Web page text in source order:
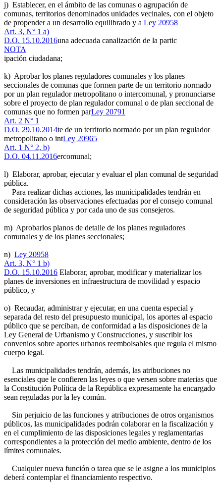
j) Establecer, en el ámbito de las comunas o agrupación de
comunas, territorios denominados unidades vecinales, con el objeto
de propender a un desarrollo equilibrado y a Ley 20958
Art. 3, N° 1 a)
D.O. 15.10.2016una adecuada canalización de la partic
NOTA
ipación ciudadana;
k) Aprobar los planes reguladores comunales y los planes
seccionales de comunas que formen parte de un territorio normado
por un plan regulador metropolitano o intercomunal, y pronunciarse
sobre el proyecto de plan regulador comunal o de plan seccional de
comunas que no formen parLey 20791
Art. 2 N° 1
D.O. 29.10.2014te de un territorio normado por un plan regulador
metropolitano o intLey 20965
Art. 1 N° 2, b)
D.O. 04.11.2016ercomunal;
l) Elaborar, aprobar, ejecutar y evaluar el plan comunal de seguridad
pública.
Para realizar dichas acciones, las municipalidades tendrán en
consideración las observaciones efectuadas por el consejo comunal
de seguridad pública y por cada uno de sus consejeros.
m) Aprobarlos planos de detalle de los planes reguladores
comunales y de los planes seccionales;
n) Ley 20958
Art. 3, N° 1 b)
D.O. 15.10.2016 Elaborar, aprobar, modificar y materializar los
planes de inversiones en infraestructura de movilidad y espacio
público, y
o) Recaudar, administrar y ejecutar, en una cuenta especial y
separada del resto del presupuesto municipal, los aportes al espacio
público que se perciban, de conformidad a las disposiciones de la
Ley General de Urbanismo y Construcciones, y suscribir los
convenios sobre aportes urbanos reembolsables que regula el mismo
cuerpo legal.
Las municipalidades tendrán, además, las atribuciones no
esenciales que le confieren las leyes o que versen sobre materias que
la Constitución Política de la República expresamente ha encargado
sean reguladas por la ley común.
Sin perjuicio de las funciones y atribuciones de otros organismos
públicos, las municipalidades podrán colaborar en la fiscalización y
en el cumplimiento de las disposiciones legales y reglamentarias
correspondientes a la protección del medio ambiente, dentro de los
límites comunales.
Cualquier nueva función o tarea que se le asigne a los municipios
deberá contemplar el financiamiento respectivo.